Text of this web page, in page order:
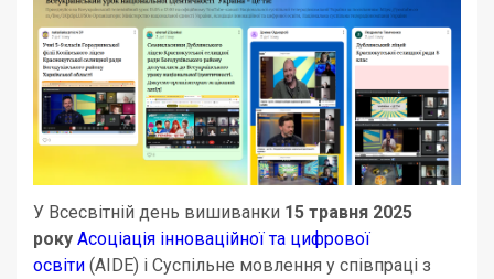
У Всесвітній день вишиванки 15 травня 2025
року Асоціація інноваційної та цифрової
освіти (AIDE) і Суспільне мовлення у співпраці з